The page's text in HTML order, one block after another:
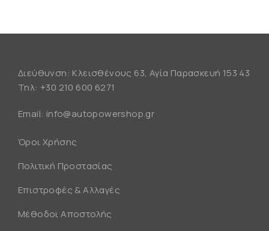
Διεύθυνση: Κλεισθένους 63, Αγία Παρασκευή 153 43
Τηλ: +30 210 600 6271
Email: info@autopowershop.gr
Όροι Χρήσης
Πολιτική Προστασίας
Επιστροφές & Αλλαγές
Μέθοδοι Αποστολής